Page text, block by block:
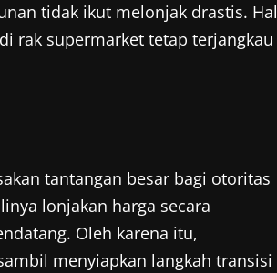
tidak ikut melonjak drastis. Hal
rak supermarket tetap terjangkau
tantangan besar bagi otoritas
lonjakan harga secara
Oleh karena itu,
menyiapkan langkah transisi